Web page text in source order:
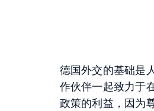
德国外交的基础是
作伙伴一起致力于
政策的利益，因为